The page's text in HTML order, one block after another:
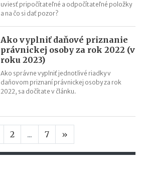
uviesť pripočítateľné a odpočítateľné položky
a na čo si dať pozor?
Ako vyplniť daňové priznanie
právnickej osoby za rok 2022 (v
roku 2023)
Ako správne vyplniť jednotlivé riadky v
daňovom priznaní právnickej osoby za rok
2022, sa dočítate v článku.
2 ... 7 »Nasledujúca